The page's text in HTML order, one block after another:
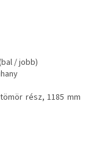
/ jobb)
rész, 1185 mm